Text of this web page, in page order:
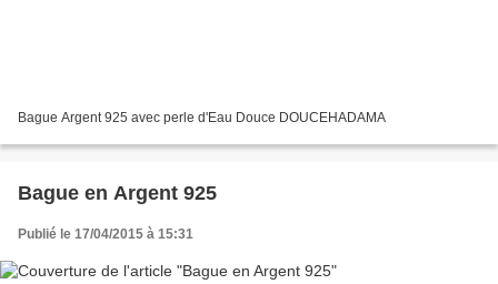
Bague Argent 925 avec perle d'Eau Douce DOUCEHADAMA
Bague en Argent 925
Publié le 17/04/2015 à 15:31